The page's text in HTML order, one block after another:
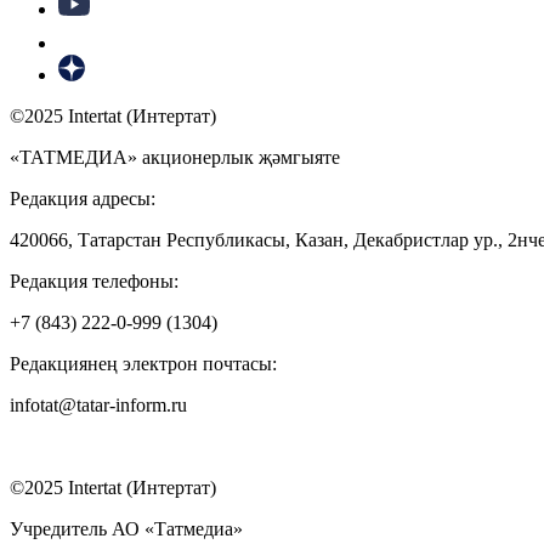
©2025 Intertat (Интертат)
«ТАТМЕДИА» акционерлык җәмгыяте
Редакция адресы:
420066, Татарстан Республикасы, Казан, Декабристлар ур.,
Редакция телефоны:
+7 (843) 222-0-999 (1304)
Редакциянең электрон почтасы:
infotat@tatar-inform.ru
©2025 Intertat (Интертат)
Учредитель АО «Татмедиа»